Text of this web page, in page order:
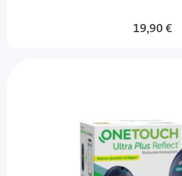
19,90 €